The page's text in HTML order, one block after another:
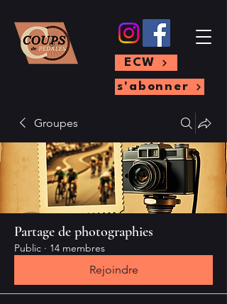
s'abonner
ECW
Groupes
Partage de photographies
Public · 14 membres
Rejoindre